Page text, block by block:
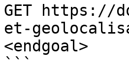
GET https://
et-
<endgoal>
```